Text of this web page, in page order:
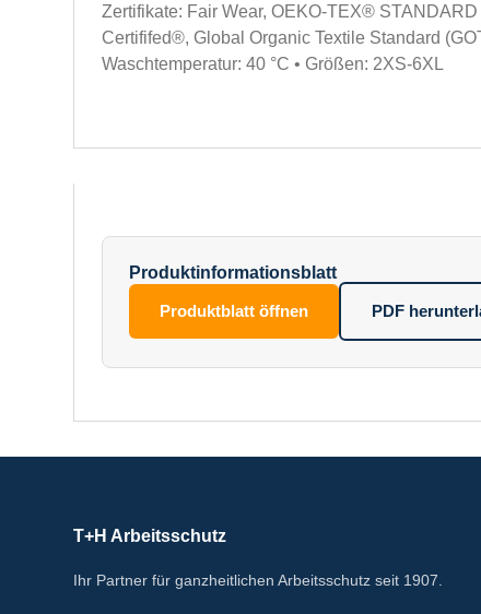
Zertifikate: Fair Wear, OEKO-TEX®
Certififed®, Global Organic Textile Standard
Waschtemperatur: 40 °C • Größen: 2XS-6XL
Produktinformationsblatt
Produktblatt öffnen PDF
T+H Arbeitsschutz
Ihr Partner für ganzheitlichen Arbeitsschutz seit 1907.